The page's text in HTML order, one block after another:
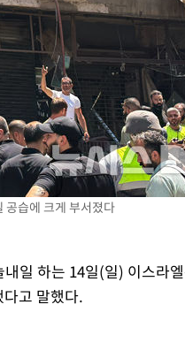
공습에 크게 부서졌다
일 하는 14일(일) 이스라
고 말했다.